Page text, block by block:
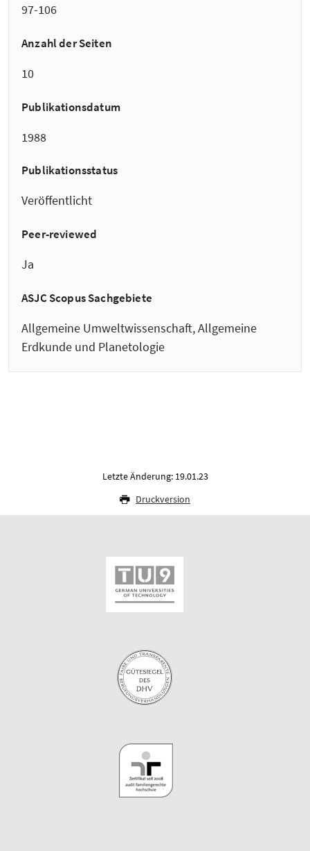
97-106
Anzahl der Seiten
10
Publikationsdatum
1988
Publikationsstatus
Veröffentlicht
Peer-reviewed
Ja
ASJC Scopus Sachgebiete
Allgemeine Umweltwissenschaft, Allgemeine
Erdkunde und Planetologie
Letzte Änderung: 19.01.23
Druckversion